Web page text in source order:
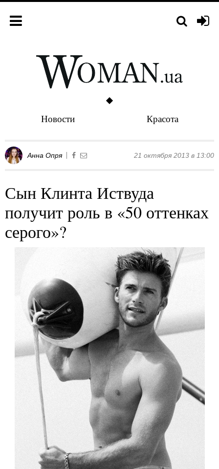
Новости Красота
Анна Опря 21 октября 2013 в 13:00
Сын Клинта Иствуда
получит роль в «50 оттенках
серого»?